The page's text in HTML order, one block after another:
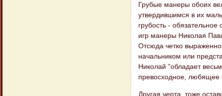
Грубые манеры обоих
утвердившимся в их
грубость -
игр манеры Николая
Отсюда четко
начальником или
Николай "обладает
превосходное, любящее
Другая черта, тоже